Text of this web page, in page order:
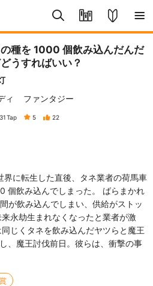
種を 1000 個飲み込んだんだ
うすればいい？
ィ
ファンタジー
Tap 5 22
に転生した直後、タネ業者の荷馬車
個飲み込んでしまった。 ばらまかれ
が飲み込んでしまい、供給がストッ
永劫生まれなくなったと業者が激
じくタネを飲み込んだヤツらと魔王
、魔王討伐前日。彼らは、衝撃の事